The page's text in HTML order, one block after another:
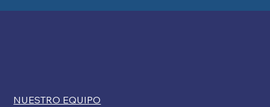
restricciones de USCIS a las exenciones
NUESTRO EQUIPO